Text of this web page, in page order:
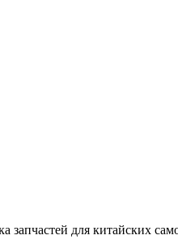
для китайских